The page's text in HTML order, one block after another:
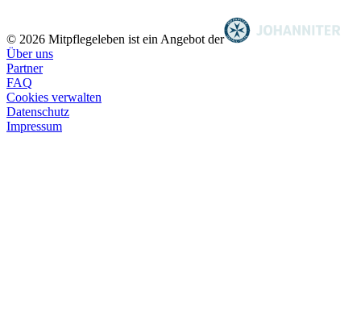
© 2026 Mitpflegeleben ist ein Angebot der
Über uns
Partner
FAQ
Cookies verwalten
Datenschutz
Impressum